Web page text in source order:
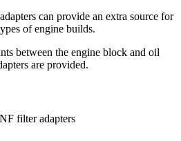
can provide an extra source for
of engine builds.
between the engine block and oil
are provided.
filter adapters